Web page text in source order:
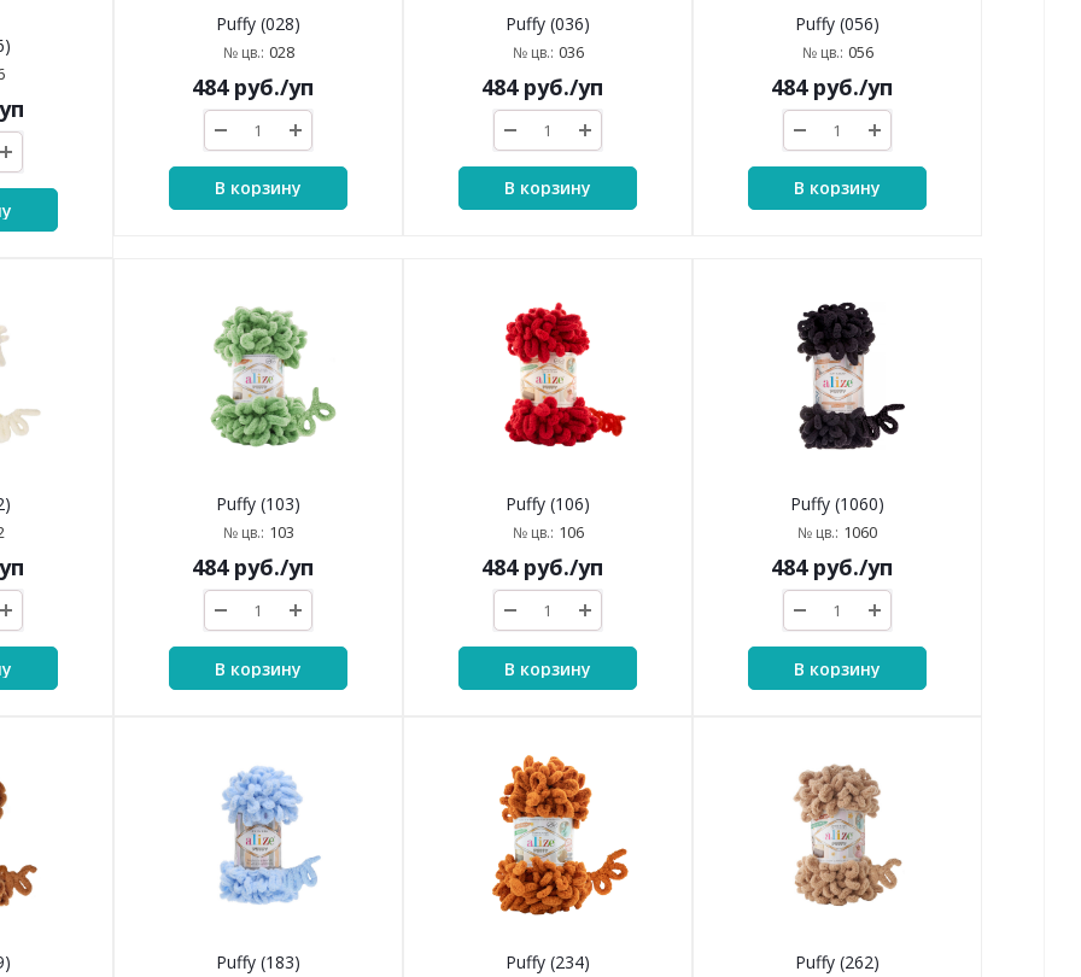
Puffy (028)
№ цв.: 028
484руб./уп
В корзину
Puffy (036)
№ цв.: 036
484руб./уп
В корзину
Puffy (056)
№ цв.: 056
484руб./уп
В корзину
Puffy (103)
№ цв.: 103
484руб./уп
В корзину
Puffy (106)
№ цв.: 106
484руб./уп
В корзину
Puffy (1060)
№ цв.: 1060
484руб./уп
В корзину
Puffy (183) Puffy (234) Puffy (262)